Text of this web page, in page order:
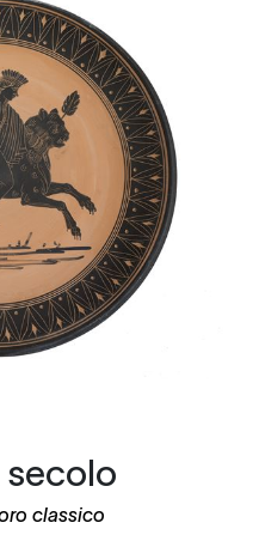
secolo
classico